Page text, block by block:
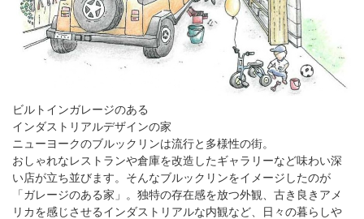
ビルトインガレージのある
インダストリアルデザインの家
ニューヨークのブルックリンは流行と多様性の街。
おしゃれなレストランや倉庫を改造したギャラリーなど味わい深
い店が立ち並びます。そんなブルックリンをイメージしたのが
「ガレージのある家」。独特の存在感を放つ外観、古き良きアメ
リカを感じさせるインダストリアルな内観など、日々の暮らしや